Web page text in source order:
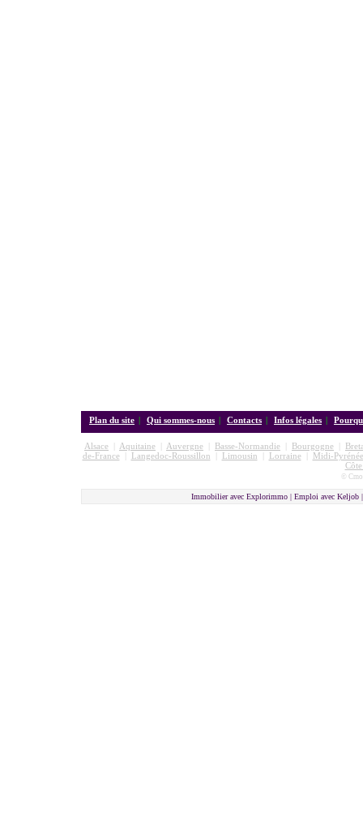
Plan du site | Qui sommes-nous | Contacts | Infos légales |
Alsace Aquitaine Auvergne Basse-Normandie Bourgogne
de-France| Langedoc-Roussillon Limousin Lorraine|
Midi-
©
Immobilier avec Explorimmo | Emploi avec Keljob